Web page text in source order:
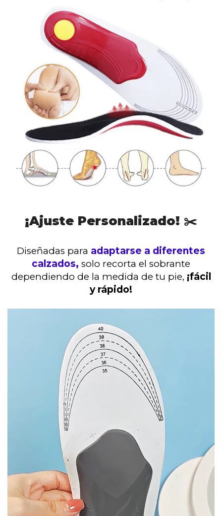
¡Ajuste Personalizado! ✂️
Diseñadas para adaptarse a diferentes
calzados, solo recorta el sobrante
dependiendo de la medida de tu pie, ¡fácil
y rápido!